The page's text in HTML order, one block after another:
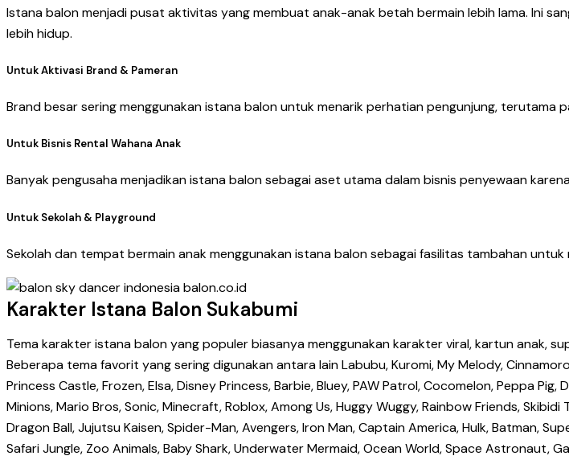
Istana balon menjadi pusat aktivitas yang membuat anak-anak betah bermain lebih lama. Ini
lebih hidup.
Untuk Aktivasi Brand & Pameran
Brand besar sering menggunakan istana balon untuk menarik perhatian pengunjung, terutama
Untuk Bisnis Rental Wahana Anak
Banyak pengusaha menjadikan istana balon sebagai aset utama dalam bisnis penyewaan
Untuk Sekolah & Playground
Sekolah dan tempat bermain anak menggunakan istana balon sebagai fasilitas tambahan
Karakter Istana Balon Sukabumi
Tema karakter istana balon yang populer biasanya menggunakan karakter viral, kartun anak,
Beberapa tema favorit yang sering digunakan antara lain Labubu, Kuromi, My Melody,
Princess Castle, Frozen, Elsa, Disney Princess, Barbie, Bluey, PAW Patrol, Cocomelon, Peppa
Minions, Mario Bros, Sonic, Minecraft, Roblox, Among Us, Huggy Wuggy, Rainbow Friends,
Dragon Ball, Jujutsu Kaisen, Spider-Man, Avengers, Iron Man, Captain America, Hulk, Batman,
Safari Jungle, Zoo Animals, Baby Shark, Underwater Mermaid, Ocean World, Space Astronaut,